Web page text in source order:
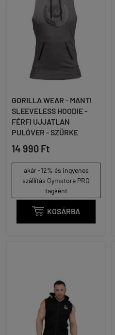
GORILLA WEAR - MANTI
SLEEVELESS HOODIE -
FÉRFI UJJATLAN
PULÓVER - SZÜRKE
14 990 Ft
akár -12% és ingyenes
szállítás Gymstore PRO
tagként
 KOSÁRBA